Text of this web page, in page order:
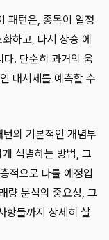
패턴은, 종목이 일정
하고, 다시 상승 에
. 단순히 과거의 움
대시세를 예측할 수
의 기본적인 개념부
식별하는 방법, 그
적으로 다룰 예정입
량 분석의 중요성, 그
항들까지 상세히 살